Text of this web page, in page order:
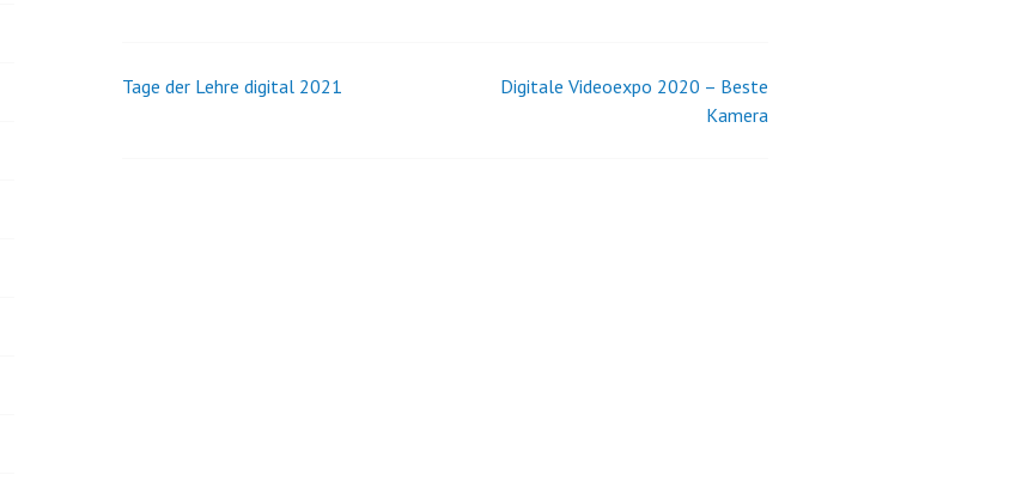
Beitrags-
Tage der Lehre digital 2021
Digitale Videoexpo 2020 – Beste
Kamera